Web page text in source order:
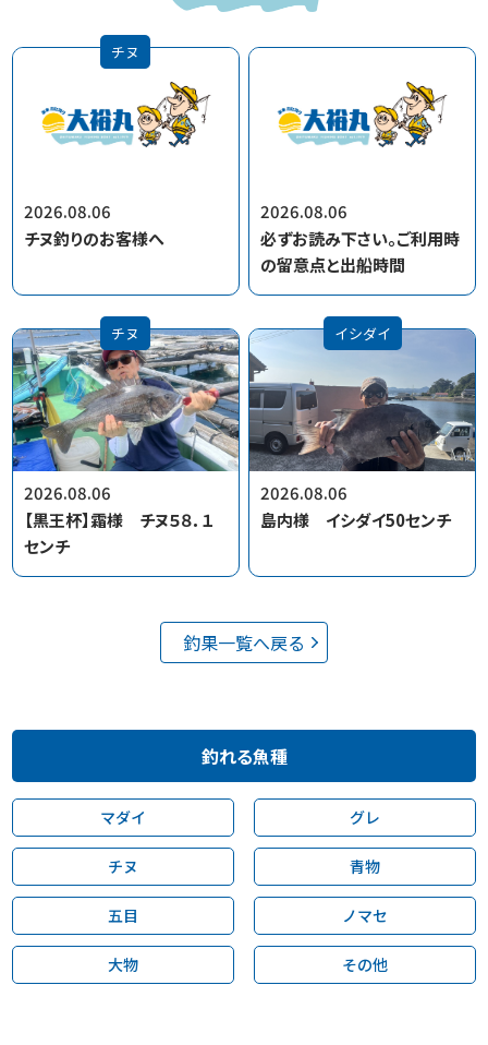
2026.08.06
チヌ釣りのお客様へ
チヌ
2026.08.06
必ずお読み下さい。ご利用時
の留意点と出船時間
2026.08.06
【黒王杯】霜様 チヌ５８．１
センチ
チヌ
2026.08.06
島内様 イシダイ50センチ
イシダイ
釣果一覧へ戻る
釣れる魚種
マダイ グレ
チヌ 青物
五目 ノマセ
大物 その他